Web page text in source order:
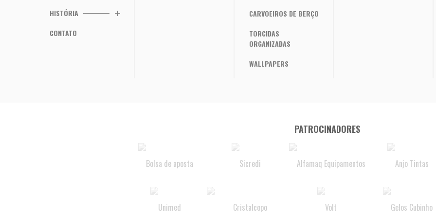
HISTÓRIA
CONTATO
CARVOEIROS DE BERÇO
TORCIDAS
ORGANIZADAS
WALLPAPERS
PATROCINADORES